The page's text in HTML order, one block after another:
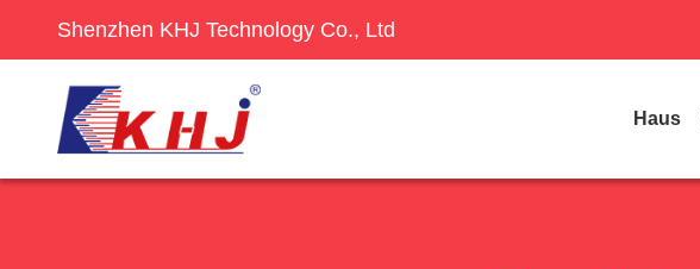
Shenzhen KHJ Technology Co., Ltd
Haus